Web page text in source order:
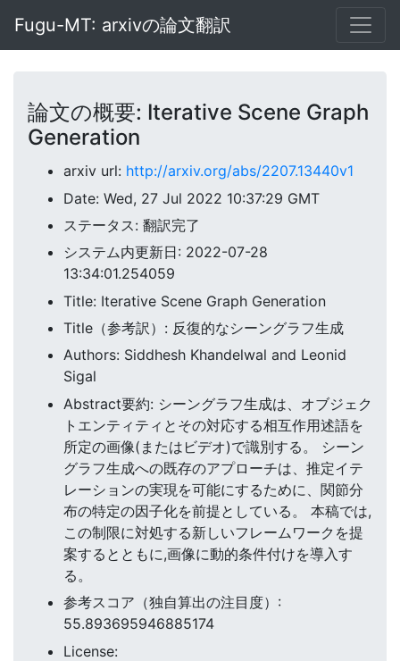
Fugu-MT: arxivの論文翻訳
論文の概要: Iterative Scene Graph
Generation
arxiv url: http://arxiv.org/abs/2207.13440v1
Date: Wed, 27 Jul 2022 10:37:29 GMT
ステータス: 翻訳完了
システム内更新日: 2022-07-28
13:34:01.254059
Title: Iterative Scene Graph Generation
Title（参考訳）: 反復的なシーングラフ生成
Authors: Siddhesh Khandelwal and Leonid
Sigal
Abstract要約: シーングラフ生成は、オブジェク
トエンティティとその対応する相互作用述語を
所定の画像(またはビデオ)で識別する。 シーン
グラフ生成への既存のアプローチは、推定イテ
レーションの実現を可能にするために、関節分
布の特定の因子化を前提としている。 本稿では,
この制限に対処する新しいフレームワークを提
案するとともに,画像に動的条件付けを導入す
る。
参考スコア（独自算出の注目度）:
55.893695946885174
License: